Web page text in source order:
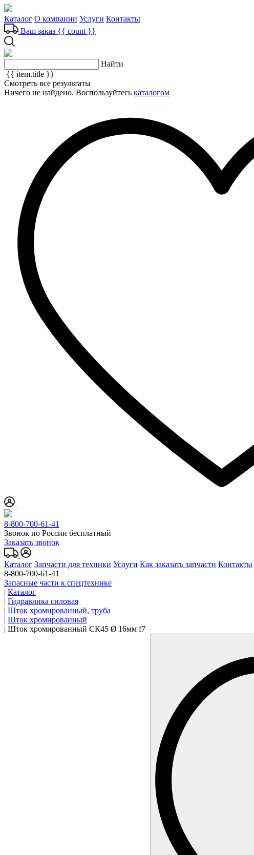
Каталог О компании Услуги Контакты
Ваш заказ {{ count }}
Найти
{{ item.title }}
Смотреть все результаты
Ничего не найдено. Воспользуйтесь каталогом
8-800-700-61-41
Звонок по России бесплатный
Заказать звонок
Каталог Запчасти для техники Услуги Как заказать запчасти Контакты
8-800-700-61-41
Запасные части к спецтехнике
| Каталог
| Гидравлика силовая
| Шток хромированный, труба
| Шток хромированный
| Шток хромированный СК45 Ø 16мм f7